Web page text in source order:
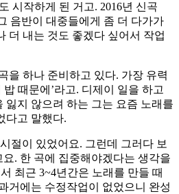
시작하게 된 거고. 2016년 신곡
음반이 대중들에게 좀 더 다가가
더 내는 것도 좋겠다 싶어서 작업
을 하나 준비하고 있다. 가장 유력
때문에’라고. 디제이 일을 하고
잃지 않으려 하는 그는 요즘 노래를
다고 말했다.
절이 있었어요. 그런데 그러다 보
. 한 곡에 집중해야겠다는 생각을
최근 3~4년간은 노래를 만들 때
거에는 수정작업이 없었으니 완성